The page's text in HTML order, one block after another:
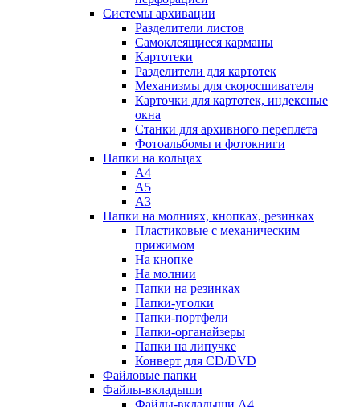
Системы архивации
Разделители листов
Самоклеящиеся карманы
Картотеки
Разделители для картотек
Механизмы для скоросшивателя
Карточки для картотек, индексные
окна
Станки для архивного переплета
Фотоальбомы и фотокниги
Папки на кольцах
А4
А5
А3
Папки на молниях, кнопках, резинках
Пластиковые с механическим
прижимом
На кнопке
На молнии
Папки на резинках
Папки-уголки
Папки-портфели
Папки-органайзеры
Папки на липучке
Конверт для CD/DVD
Файловые папки
Файлы-вкладыши